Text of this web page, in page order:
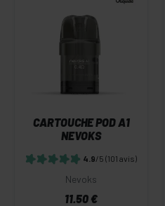
CARTOUCHE POD A1
NEVOKS
4.9/5 (101 avis)
Nevoks
11.50 €